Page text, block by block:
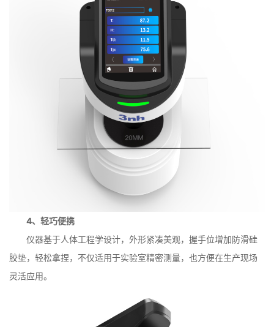
4、轻巧便携
仪器基于人体工程学设计，外形紧凑美观，握手位增加防滑硅
胶垫，轻松拿捏，不仅适用于实验室精密测量，也方便在生产现场
灵活应用。